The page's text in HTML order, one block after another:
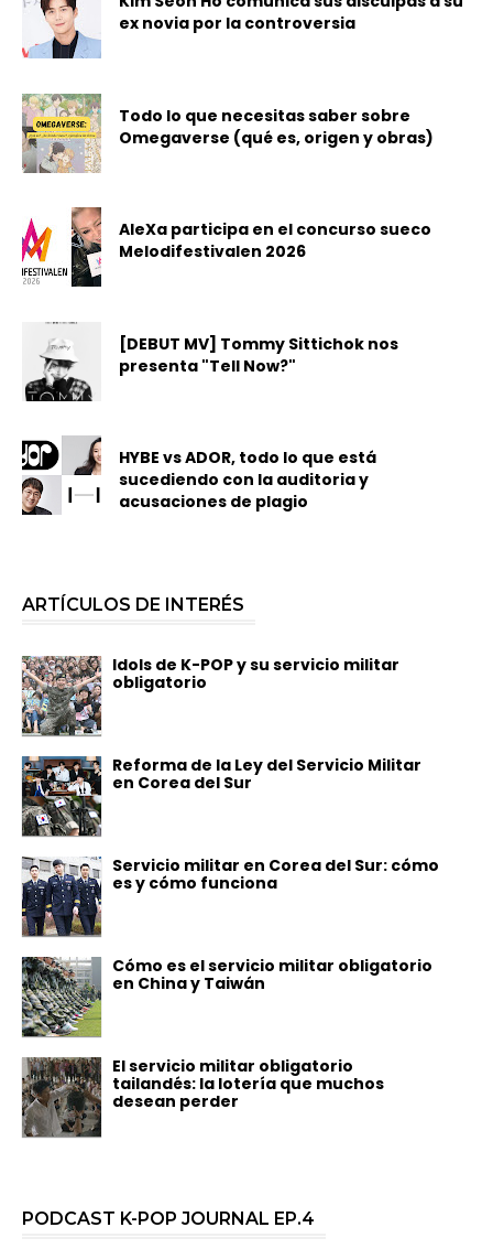
ex novia por la controversia
Todo lo que necesitas saber sobre
Omegaverse (qué es, origen y obras)
AleXa participa en el concurso sueco
Melodifestivalen 2026
[DEBUT MV] Tommy Sittichok nos
presenta "Tell Now?"
HYBE vs ADOR, todo lo que está
sucediendo con la auditoria y
acusaciones de plagio
ARTÍCULOS DE INTERÉS
Idols de K-POP y su servicio militar
obligatorio
Reforma de la Ley del Servicio Militar
en Corea del Sur
Servicio militar en Corea del Sur: cómo
es y cómo funciona
Cómo es el servicio militar obligatorio
en China y Taiwán
El servicio militar obligatorio
tailandés: la lotería que muchos
desean perder
PODCAST K-POP JOURNAL EP.4